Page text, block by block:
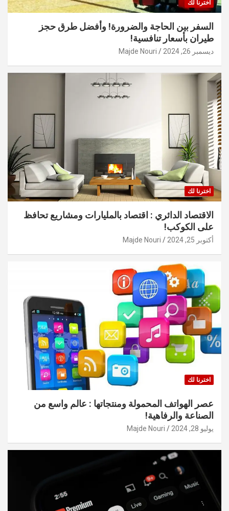
اخترنا لك
السفر بين الحاجة والضرورة! وأفضل طرق حجز
طيران بأسعار تنافسية!
ديسمبر 26, 2024 Majde Nouri
اخترنا لك
الاقتصاد الدائري : اقتصاد بالمليارات ومشاريع تحافظ
على الكوكب!
أكتوبر 25, 2024 Majde Nouri
اخترنا لك
عصر الهواتف المحمولة ومنتجاتها : عالم واسع من
الصناعة والرفاهية!
يوليو 28, 2024 Majde Nouri